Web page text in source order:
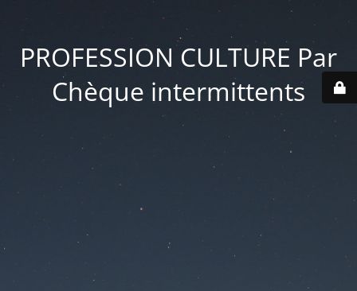
PROFESSION CULTURE Par
Chèque intermittents